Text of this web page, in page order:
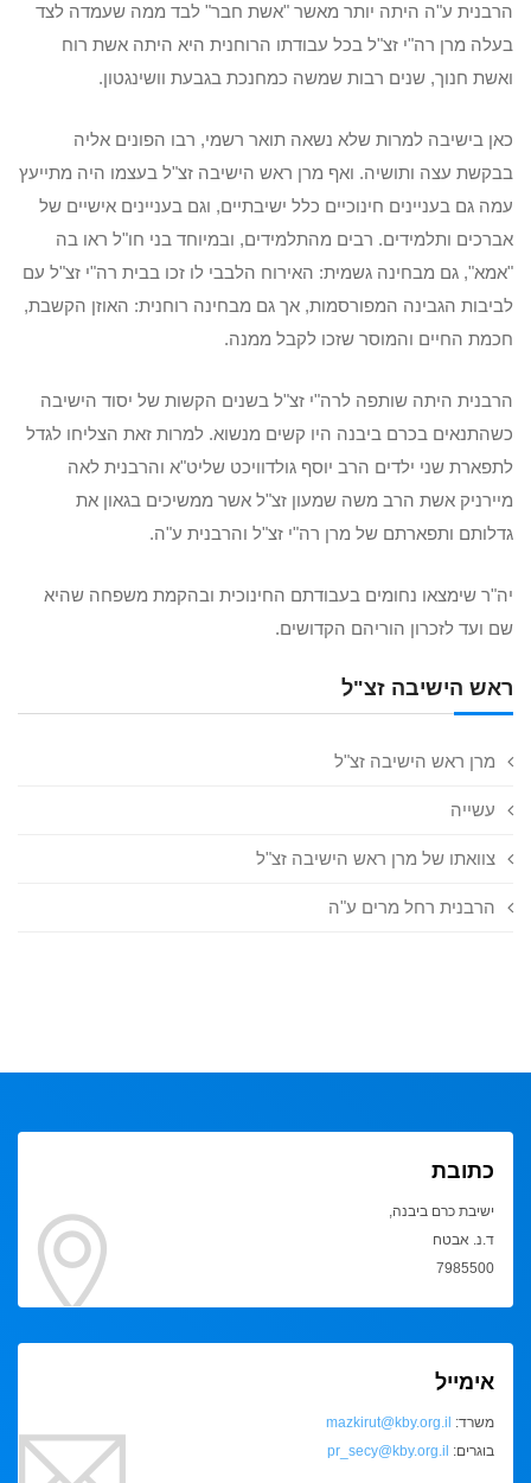
ראש הישיבה זצ"ל
מרן ראש הישיבה זצ"ל
עשייה
צוואתו של מרן ראש הישיבה זצ"ל
הרבנית רחל מרים ע"ה
הרבנית ע"ה היתה יותר מאשר "אשת חבר" לבד ממה שעמדה לצד
בעלה מרן רה"י זצ"ל בכל עבודתו הרוחנית היא היתה אשת רוח
ואשת חנוך, שנים רבות שמשה כמחנכת בגבעת וושינגטון.
כאן בישיבה למרות שלא נשאה תואר רשמי, רבו הפונים אליה
בבקשת עצה ותושיה. ואף מרן ראש הישיבה זצ"ל בעצמו היה מתייעץ
עמה גם בעניינים חינוכיים כלל ישיבתיים, וגם בעניינים אישיים של
אברכים ותלמידים. רבים מהתלמידים, ובמיוחד בני חו"ל ראו בה
"אמא", גם מבחינה גשמית: האירוח הלבבי לו זכו בבית רה"י זצ"ל עם
לביבות הגבינה המפורסמות, אך גם מבחינה רוחנית: האוזן הקשבת,
חכמת החיים והמוסר שזכו לקבל ממנה.
הרבנית היתה שותפה לרה"י זצ"ל בשנים הקשות של יסוד הישיבה
כשהתנאים בכרם ביבנה היו קשים מנשוא. למרות זאת הצליחו לגדל
לתפארת שני ילדים הרב יוסף גולדוויכט שליט"א והרבנית לאה
מיירניק אשת הרב משה שמעון זצ"ל אשר ממשיכים בגאון את
גדלותם ותפארתם של מרן רה"י זצ"ל והרבנית ע"ה.
יה"ר שימצאו נחומים בעבודתם החינוכית ובהקמת משפחה שהיא
שם ועד לזכרון הוריהם הקדושים.
כתובת
ישיבת כרם ביבנה,
ד.נ. אבטח
7985500
אימייל
משרד: mazkirut@kby.org.il
בוגרים: pr_secy@kby.org.il